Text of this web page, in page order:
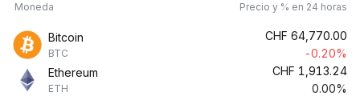
Moneda Precio y % en 24 horas
Bitcoin
BTC
CHF 64,770.00
-0.20%
Ethereum
ETH
CHF 1,913.24
0.00%